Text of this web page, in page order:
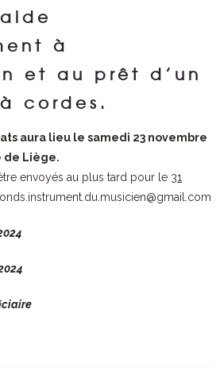
à
et au prêt d’un
cordes.
aura lieu le samedi 23 novembre
de Liège.
envoyés au plus tard pour le 31